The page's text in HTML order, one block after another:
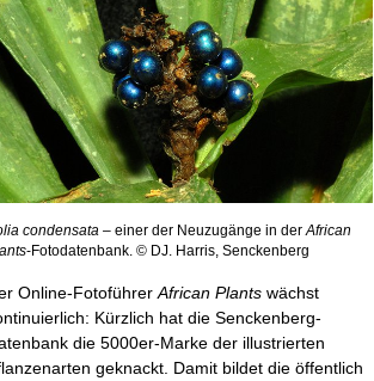
condensata – einer der Neuzugänge in derAfrican
-Fotodatenbank. © DJ. Harris, Senckenberg
Online-FotoführerAfrican Plants wächst
Kürzlich hat die Senckenberg-
die 5000er-Marke der illustrierten
geknackt. Damit bildet die öffentlich